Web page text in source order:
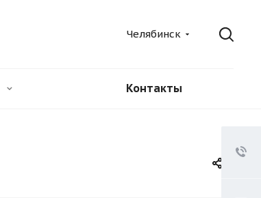
Челябинск
Контакты